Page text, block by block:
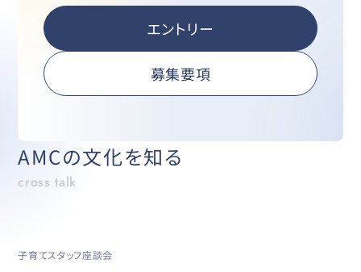
エントリー
募集要項
AMCの文化を知る
cross talk
子育てスタッフ座談会